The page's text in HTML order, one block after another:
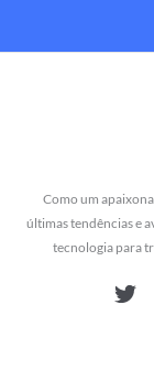
Como um
últimas tendências e
tecnologia para